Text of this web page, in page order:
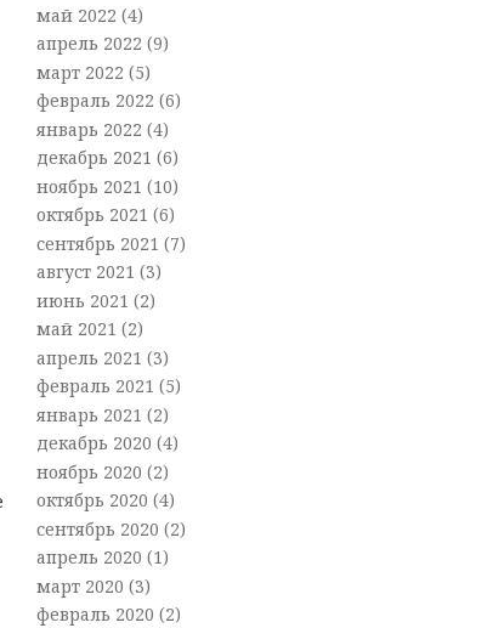
май 2022 (4)
апрель 2022 (9)
март 2022 (5)
февраль 2022 (6)
январь 2022 (4)
декабрь 2021 (6)
ноябрь 2021 (10)
октябрь 2021 (6)
сентябрь 2021 (7)
август 2021 (3)
июнь 2021 (2)
май 2021 (2)
апрель 2021 (3)
февраль 2021 (5)
январь 2021 (2)
декабрь 2020 (4)
ноябрь 2020 (2)
октябрь 2020 (4)
сентябрь 2020 (2)
апрель 2020 (1)
март 2020 (3)
февраль 2020 (2)